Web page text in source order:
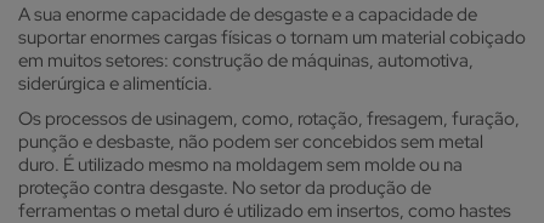
A sua enorme capacidade de desgaste e a capacidade de
suportar enormes cargas físicas o tornam um material cobiçado
em muitos setores: construção de máquinas, automotiva,
siderúrgica e alimentícia.
Os processos de usinagem, como, rotação, fresagem, furação,
punção e desbaste, não podem ser concebidos sem metal
duro. É utilizado mesmo na moldagem sem molde ou na
proteção contra desgaste. No setor da produção de
ferramentas o metal duro é utilizado em insertos, como hastes